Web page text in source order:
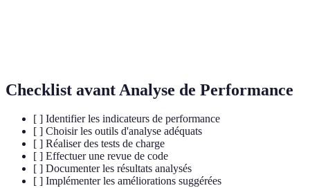
Checklist avant Analyse de Performance
[ ] Identifier les indicateurs de performance
[ ] Choisir les outils d'analyse adéquats
[ ] Réaliser des tests de charge
[ ] Effectuer une revue de code
[ ] Documenter les résultats analysés
[ ] Implémenter les améliorations suggérées